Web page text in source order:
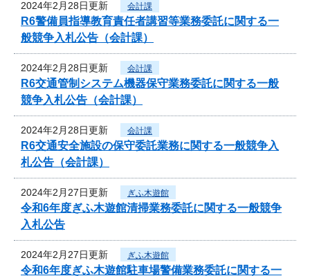
2024年2月28日更新 会計課
R6警備員指導教育責任者講習等業務委託に関する一
般競争入札公告（会計課）
2024年2月28日更新 会計課
R6交通管制システム機器保守業務委託に関する一般
競争入札公告（会計課）
2024年2月28日更新 会計課
R6交通安全施設の保守委託業務に関する一般競争入
札公告（会計課）
2024年2月27日更新 ぎふ木遊館
令和6年度ぎふ木遊館清掃業務委託に関する一般競争
入札公告
2024年2月27日更新 ぎふ木遊館
令和6年度ぎふ木遊館駐車場警備業務委託に関する一